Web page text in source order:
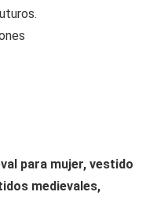
para mujer, vestido
medievales,